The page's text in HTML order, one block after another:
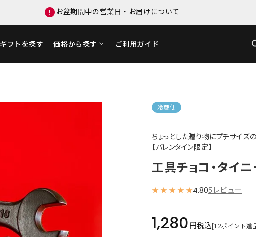
お盆期間中の営業日・お届けについて
ギフトを探す 価格から探す ご利用ガイド
冷蔵便
ちょっとした贈り物にプチサイズ
【バレンタイン限定】
工具チョコ・タイ
4.805レビュー
1,280 税込[12ポイント進